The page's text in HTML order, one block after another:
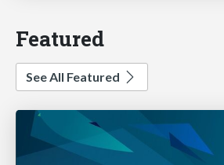
Featured
See All Featured